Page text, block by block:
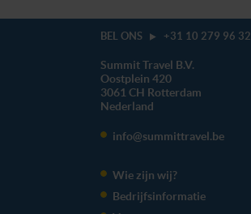
BEL ONS +31 10 279 96 32
Summit Travel B.V.
Oostplein 420
3061 CH Rotterdam
Nederland
info@summittravel.be
Wie zijn wij?
Bedrijfsinformatie